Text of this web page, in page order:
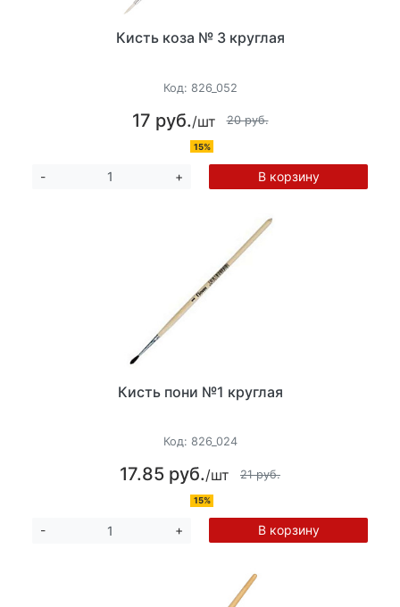
Кисть коза № 3 круглая
Код: 826_052
17 руб./шт 20 руб.
15%
- + В корзину
Кисть пони №1 круглая
Код: 826_024
17.85 руб./шт 21 руб.
15%
- + В корзину